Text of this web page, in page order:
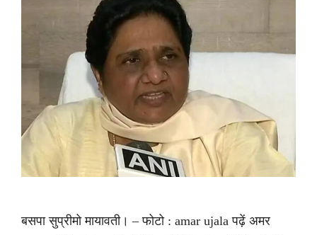
बसपा सुप्रीमो मायावती। – फोटो : amar ujala पढ़ें अमर